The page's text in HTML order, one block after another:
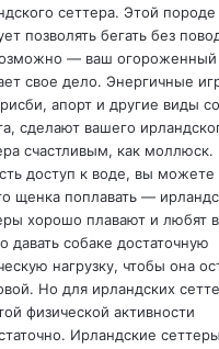
сеттера. Этой
позволять бегать без
— ваш огороженный
свое дело. Энергичные
апорт и другие виды
сделают вашего
счастливым, как моллюск.
доступ к воде, вы можете
щенка поплавать —
хорошо плавают и любят
давать собаке достаточную
нагрузку, чтобы она
Но для ирландских
физической активности
Ирландские